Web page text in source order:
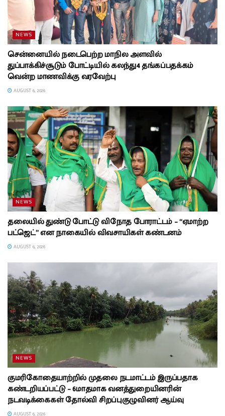
NEWS
சென்னையில் நடைபெற்ற மாநில அளவில்
துப்பாக்கிச்சூடும் போட்டியில் கலந்து4 தங்கப்பதக்கம்
வென்ற மாணவிக்கு வரவேற்பு
AUGUST 6, 2026
NEWS
தலையில் துண்டு போட்டு விநோத போராட்டம் – “ஏமாற்ற
பட்ஜெட்” என நாகையில் விவசாயிகள் கண்டனம்
AUGUST 6, 2026
NEWS
குமரிகோதையாற்றில் முதலை நடமாட்டம் இருப்பதாக
கண்டறியப்பட்டு – 6மாதமாக வனத்துறையினரின்
நடவடிக்கைகள் தோல்வி சிறப்புகுழுவினர் ஆய்வு
AUGUST 6, 2026